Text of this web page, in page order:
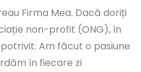
Firma Mea. Dacă doriți
non-profit (ONG), în
Am făcut o pasiune
în fiecare zi